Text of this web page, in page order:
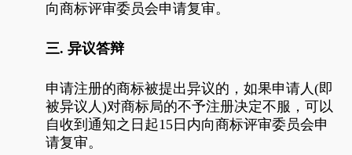
向商标评审委员会申请复审。
三. 异议答辩
申请注册的商标被提出异议的，如果申请人(即
被异议人)对商标局的不予注册决定不服，可以
自收到通知之日起15日内向商标评审委员会申
请复审。